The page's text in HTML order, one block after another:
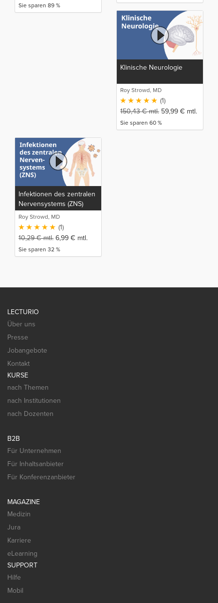
Sie sparen 89 %
Klinische Neurologie
Roy Strowd, MD
(1)
150,43€mtl. 59,99 € mtl.
Sie sparen 60 %
Infektionen des zentralen
Nervensystems (ZNS)
Roy Strowd, MD
(1)
10,29€mtl. 6,99 € mtl.
Sie sparen 32 %
LECTURIO
Über uns
Presse
Jobangebote
Kontakt
KURSE
nach Themen
nach Institutionen
nach Dozenten
B2B
Für Unternehmen
Für Inhaltsanbieter
Für Konferenzanbieter
MAGAZINE
Medizin
Jura
Karriere
eLearning
SUPPORT
Hilfe
Mobil